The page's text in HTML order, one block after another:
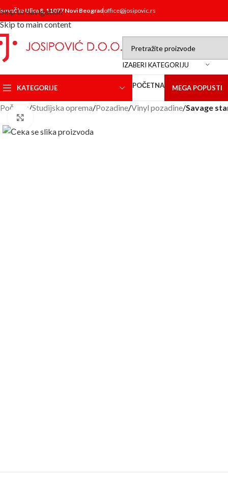
Skip to navigation
Skip to main content
Ulica 8, 11077 Novi Beogradoffice@josipovic.rs
IZABERI KATEGORIJU
KATEGORIJE POČETNA MEGA POPUSTI
Početna/Studijska oprema/Pozadine/Vinyl pozadine/Savage